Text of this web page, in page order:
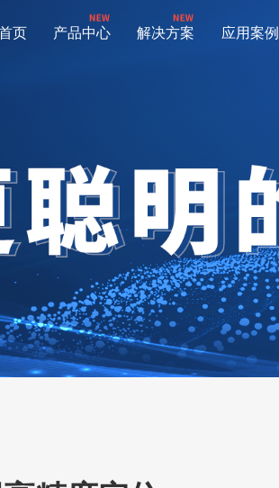
页 产品中心 解决方案 应用案例